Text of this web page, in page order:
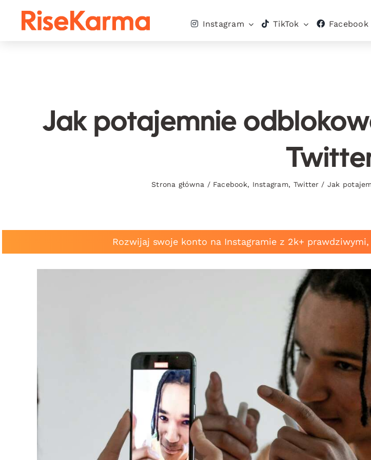
Instagram TikTok Facebook
Jak potajemnie
Strona główna / Facebook, Instagram, Twitter / Jak
Rozwijaj swoje konto na Instagramie z 2k+